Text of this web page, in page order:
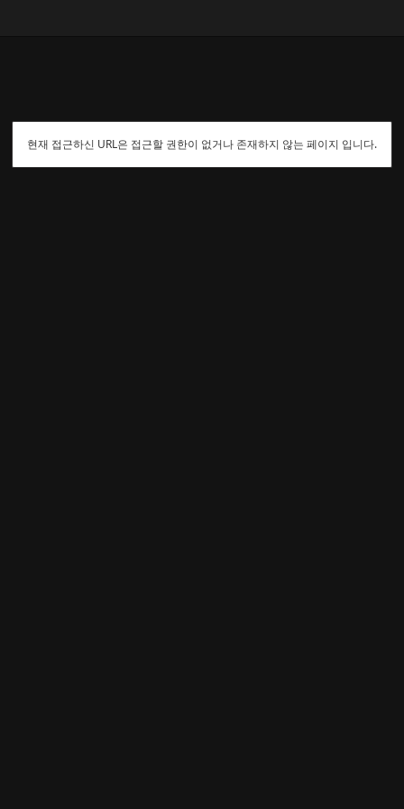
현재 접근하신 URL은 접근할 권한이 없거나 존재하지 않는 페이지 입니다.